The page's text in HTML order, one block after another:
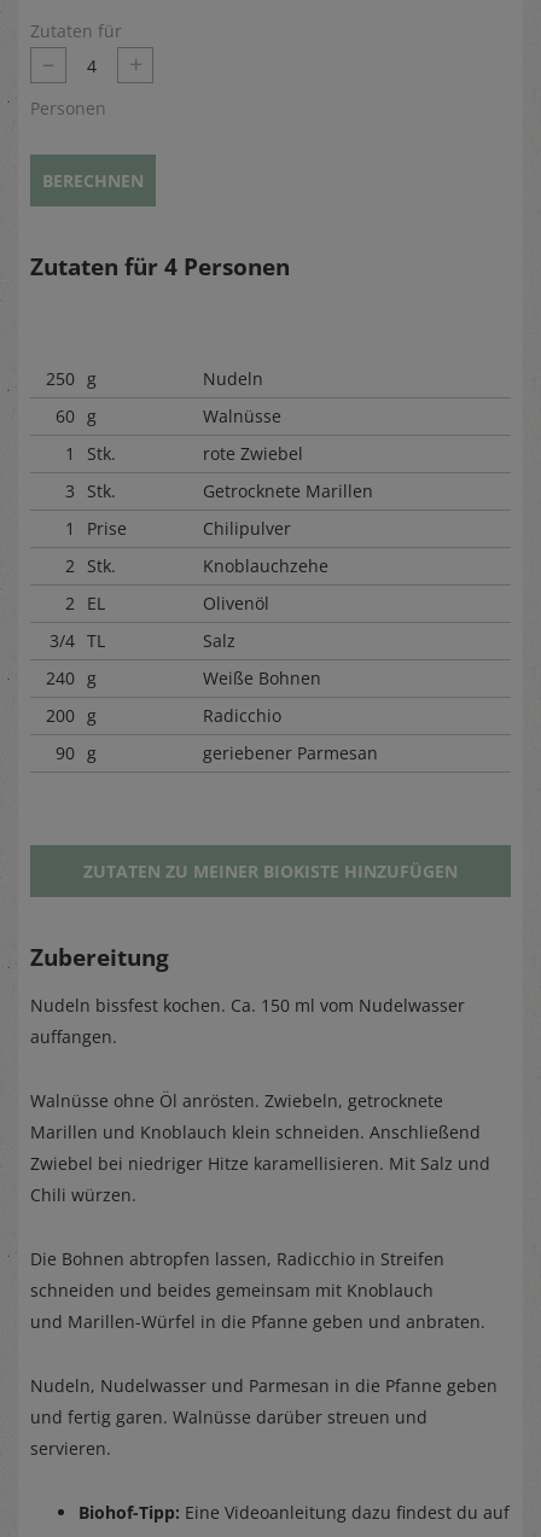
Zutaten für
– 4 +
Personen
BERECHNEN
Zutaten für 4 Personen
250 g
Nudeln
60 g
Walnüsse
1
Stk.
rote Zwiebel
3
Stk.
Getrocknete Marillen
1
Prise
Chilipulver
2 Stk.
Knoblauchzehe
2 EL
Olivenöl
3/4 TL
Salz
240 g
Weiße Bohnen
200 g
Radicchio
90 g geriebener Parmesan
ZUTATEN ZU MEINER BIOKISTE HINZUFÜGEN
Zubereitung
Nudeln bissfest kochen. Ca. 150 ml vom Nudelwasser
auffangen.
Walnüsse ohne Öl anrösten. Zwiebeln, getrocknete
Marillen und Knoblauch klein schneiden. Anschließend
Zwiebel bei niedriger Hitze karamellisieren. Mit Salz und
Chili würzen.
Die Bohnen abtropfen lassen, Radicchio in Streifen
schneiden und beides gemeinsam mit Knoblauch
und Marillen-Würfel in die Pfanne geben und anbraten.
Nudeln, Nudelwasser und Parmesan in die Pfanne geben
und fertig garen. Walnüsse darüber streuen und
servieren.
Biohof-Tipp: Eine Videoanleitung dazu findest du auf